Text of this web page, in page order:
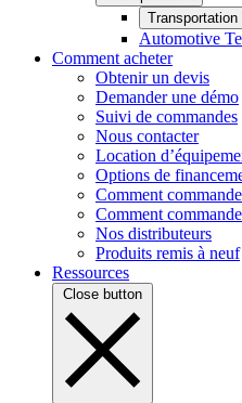
Transportation
Automotive
Comment acheter
Obtenir un devis
Demander une démo
Suivi de commandes
Nous contacter
Location
Options de
Comment
Comment
Nos distributeurs
Produits remis à neuf
Ressources
Close button